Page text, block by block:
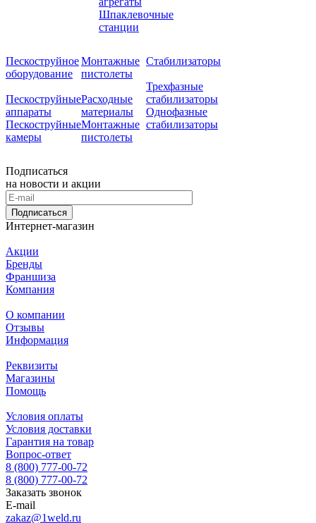
Шпаклевочные
станции
Пескоструйное
оборудование
Пескоструйные
аппараты
Пескоструйные
камеры
Монтажные
пистолеты
Расходные
материалы
Монтажные
пистолеты
Стабилизаторы
Трехфазные
стабилизаторы
Однофазные
стабилизаторы
Подписаться
на новости и акции
Подписаться
Интернет-магазин
Акции
Бренды
Франшиза
Компания
О компании
Отзывы
Информация
Реквизиты
Магазины
Помощь
Условия оплаты
Условия доставки
Гарантия на товар
Вопрос-ответ
8 (800) 777-00-72
8 (800) 777-00-72
Заказать звонок
E-mail
zakaz@1weld.ru